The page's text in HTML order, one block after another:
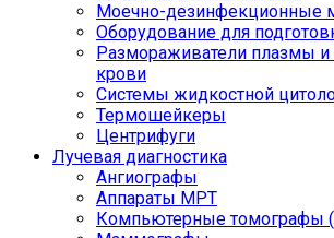
Моечно-дезинфекционные
Оборудование для
Размораживатели плазмы и
крови
Системы жидкостной
Термошейкеры
Центрифуги
Лучевая диагностика
Ангиографы
Аппараты МРТ
Компьютерные томографы